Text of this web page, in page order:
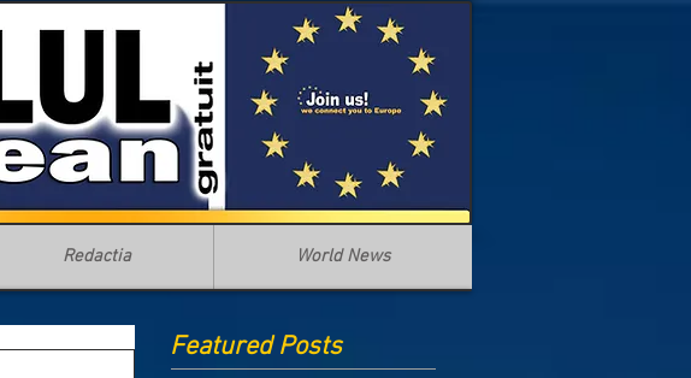
Redactia World News
Featured Posts